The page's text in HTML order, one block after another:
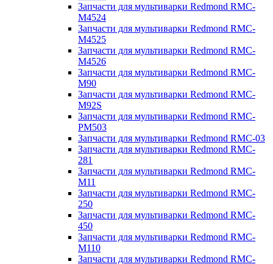
Запчасти для мультиварки Redmond RMC-
M4524
Запчасти для мультиварки Redmond RMC-
M4525
Запчасти для мультиварки Redmond RMC-
M4526
Запчасти для мультиварки Redmond RMC-
M90
Запчасти для мультиварки Redmond RMC-
M92S
Запчасти для мультиварки Redmond RMC-
PM503
Запчасти для мультиварки Redmond RMC-03
Запчасти для мультиварки Redmond RMC-
281
Запчасти для мультиварки Redmond RMC-
M11
Запчасти для мультиварки Redmond RMC-
250
Запчасти для мультиварки Redmond RMC-
450
Запчасти для мультиварки Redmond RMC-
M110
Запчасти для мультиварки Redmond RMC-